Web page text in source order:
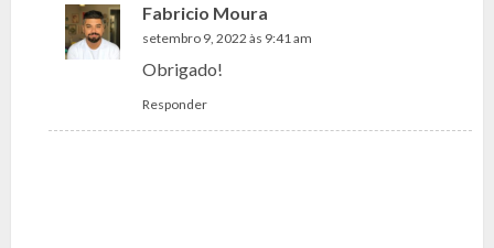
Fabricio Moura
setembro 9, 2022 às 9:41 am
Obrigado!
Responder